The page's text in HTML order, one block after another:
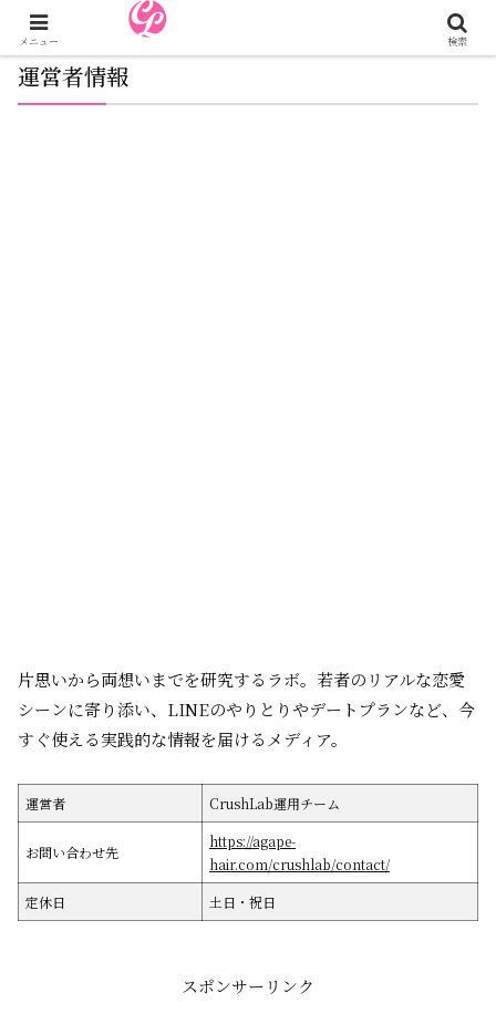
運営者情報
片思いから両想いまでを研究するラボ。若者のリアルな恋愛
シーンに寄り添い、LINEのやりとりやデートプランなど、今
すぐ使える実践的な情報を届けるメディア。
運営者 CrushLab運用チーム
お問い合わせ先
https://agape-
hair.com/crushlab/contact/
定休日
土日・祝日
スポンサーリンク
メニュー 検索